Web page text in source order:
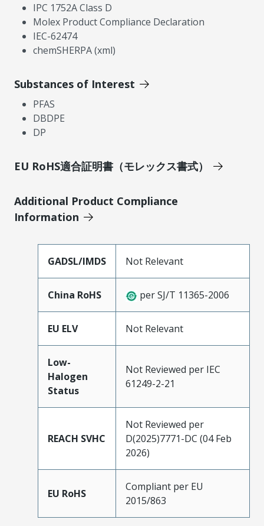
IPC 1752A Class D
Molex Product Compliance Declaration
IEC-62474
chemSHERPA (xml)
Substances of Interest
PFAS
DBDPE
DP
EU RoHS適合証明書（モレックス書式）
Additional Product Compliance
Information
GADSL/IMDS Not Relevant
China RoHS per SJ/T 11365-2006
EU ELV Not Relevant
Low-
Halogen
Status
Not Reviewed per IEC
61249-2-21
REACH SVHC
Not Reviewed per
D(2025)7771-DC (04 Feb
2026)
EU RoHS
Compliant per EU
2015/863